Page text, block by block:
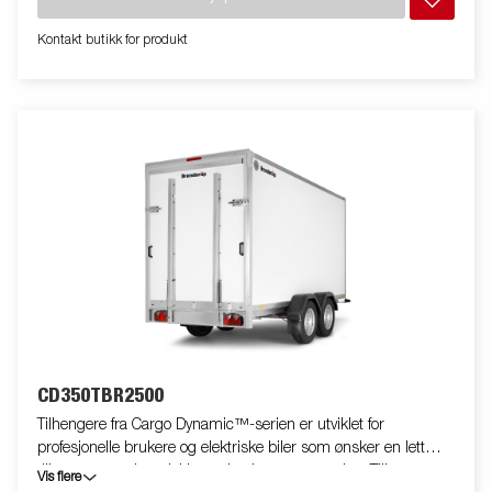
noe som gir raskere og lettere tømming av masser. Tilhengeren
oppbevaring for oppkjøringsramper under tilhengeren gjør det
Standardutstyret inkluderer nedfellbare og avtakbare
sidekarmer samt hjørnestolper, noe som gir stor fleksibilitet.
Innvendig har tilhengeren seks integrerte surrefester med
sikkert på plass. Utstyr tilhengeren med nettinggrind,
ekstrakarmer, presenning eller annet ekstrautstyr fra vårt brede
utvalg for å gjøre den enda mer funksjonell. Bildene er kun
ment for illustrasjon og kan vise valgfritt utstyr. Frakt,
registrering og miljøavgift kan tilkomme.
Kontakt butikk for produkt
CD350TBR2500
Tilhengere fra Cargo Dynamic™-serien er utviklet for
profesjonelle brukere og elektriske biler som ønsker en lett
tilhenger som kan dekke og beskytte varene sine. Tilhengeren
Vis flere